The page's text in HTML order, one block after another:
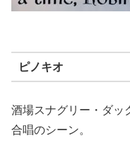
ピノキオ
酒場スナグリー・ダッ
合唱のシーン。